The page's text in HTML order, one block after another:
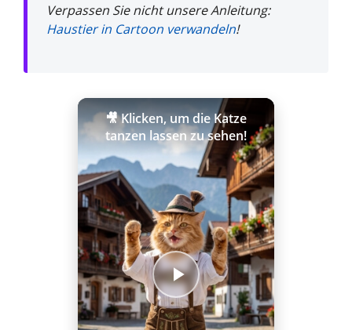
Verpassen Sie nicht unsere Anleitung:
Haustier in Cartoon verwandeln!
🎥 Klicken, um die Katze
tanzen lassen zu sehen!